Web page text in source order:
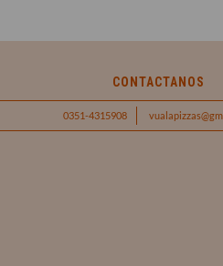
CONTACTANOS
0351-4315908